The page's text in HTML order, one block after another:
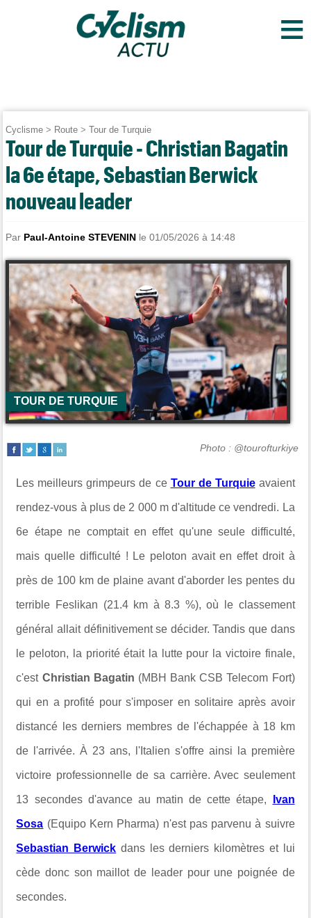
≡
Cyclisme > Route >Tour de Turquie
Tour de Turquie - Christian Bagatin
la 6e étape, Sebastian Berwick
nouveau leader
Par Paul-Antoine STEVENIN le 01/05/2026 à 14:48
TOUR DE TURQUIE
Photo : @tourofturkiye
Les meilleurs grimpeurs de ce Tour de Turquie avaient
rendez-vous à plus de 2 000 m d'altitude ce vendredi. La
6e étape ne comptait en effet qu'une seule difficulté,
mais quelle difficulté ! Le peloton avait en effet droit à
près de 100 km de plaine avant d'aborder les pentes du
terrible Feslikan (21.4 km à 8.3 %), où le classement
général allait définitivement se décider. Tandis que dans
le peloton, la priorité était la lutte pour la victoire finale,
c'est Christian Bagatin (MBH Bank CSB Telecom Fort)
qui en a profité pour s'imposer en solitaire après avoir
distancé les derniers membres de l'échappée à 18 km
de l'arrivée. À 23 ans, l'Italien s'offre ainsi la première
victoire professionnelle de sa carrière. Avec seulement
13 secondes d'avance au matin de cette étape, Ivan
Sosa (Equipo Kern Pharma) n'est pas parvenu à suivre
Sebastian Berwick dans les derniers kilomètres et lui
cède donc son maillot de leader pour une poignée de
secondes.